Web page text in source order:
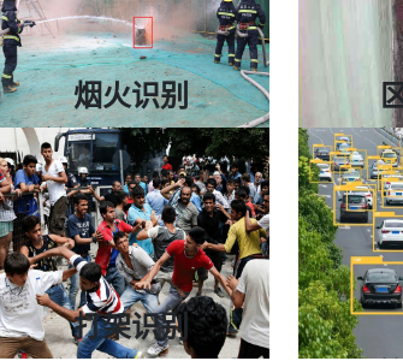
烟火识别
24小时全天候监控
实时分析场景内烟雾和火焰情况
适用油罐区、生产场所、仓库等
24小时
对危险
适用学
打架识别